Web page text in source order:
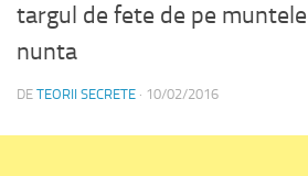
targul de fete de pe
nunta
DE TEORII SECRETE · 10/02/2016